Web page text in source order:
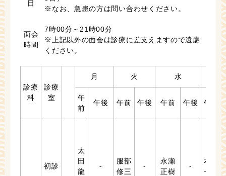
日
※なお、急患の方は問い合わせください。
面会
時間
7時00分～21時00分
※上記以外の面会は診療に差支えますので遠慮
ください。
診療
科
診療
室
月 火 水 木
午
前
午後 午前 午後 午前 午後 午前
初診
太
田
龍
-
服部
修三
-
永瀬
正樹
-
本田
一郎